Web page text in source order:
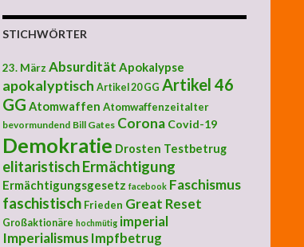
STICHWÖRTER
23. März Absurdität Apokalypse
apokalyptisch Artikel 20 GG Artikel 46
GG Atomwaffen Atomwaffenzeitalter
bevormundend Bill Gates Corona Covid-19
Demokratie Drosten Testbetrug
elitaristischErmächtigung
Ermächtigungsgesetz facebook Faschismus
faschistisch Frieden Great Reset
Großaktionäre hochmütig imperial
Imperialismus Impfbetrug